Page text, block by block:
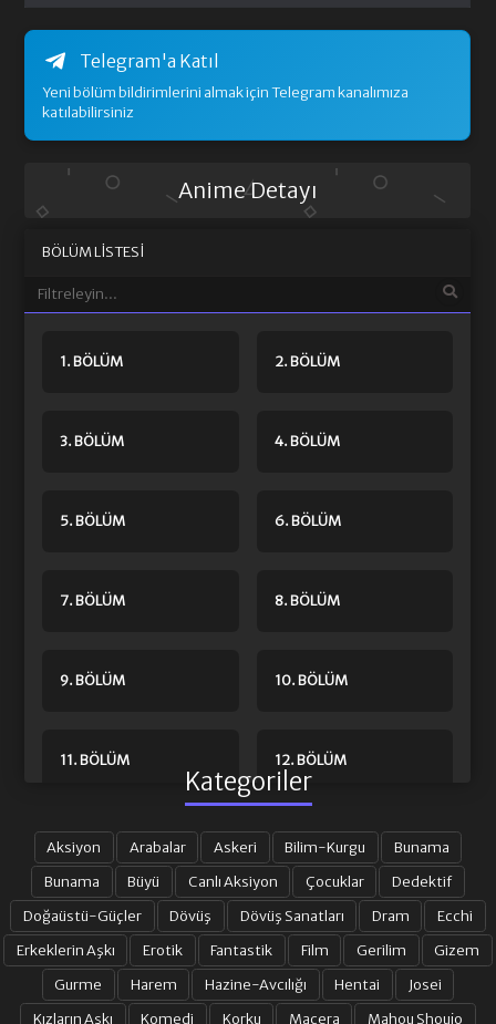
Telegram'a Katıl
Yeni bölüm bildirimlerini almak için Telegram kanalımıza
katılabilirsiniz
Anime Detayı
BÖLÜM LISTESI
1. BÖLÜM 2. BÖLÜM
3. BÖLÜM 4. BÖLÜM
5. BÖLÜM 6. BÖLÜM
7. BÖLÜM 8. BÖLÜM
9. BÖLÜM 10. BÖLÜM
11. BÖLÜM 12. BÖLÜM
13. BÖLÜM 14. BÖLÜM
15. BÖLÜM 16. BÖLÜM FINAL
Kategoriler
Aksiyon Arabalar Askeri Bilim-Kurgu
Bunama
Bunama
Büyü Canlı Aksiyon Çocuklar
Dedektif
Doğaüstü-Güçler
Dövüş Dövüş Sanatları Dram
Ecchi
Erkeklerin Aşkı
Erotik Fantastik Film Gerilim
Gizem
Gurme
Harem Hazine-Avcılığı Hentai
Josei
Kızların Aşkı
Komedi Korku Macera Mahou Shoujo